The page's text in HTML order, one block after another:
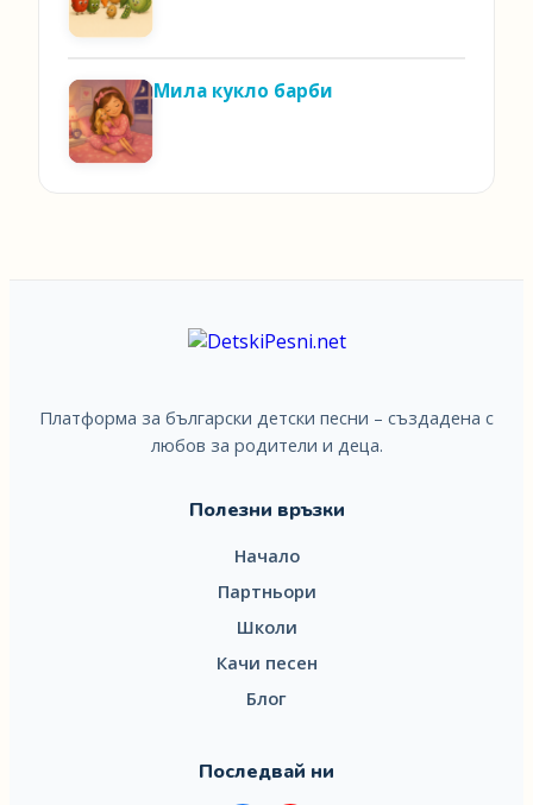
Мила кукло барби
Платформа за български детски песни – създадена с
любов за родители и деца.
Полезни връзки
Начало
Партньори
Школи
Качи песен
Блог
Последвай ни